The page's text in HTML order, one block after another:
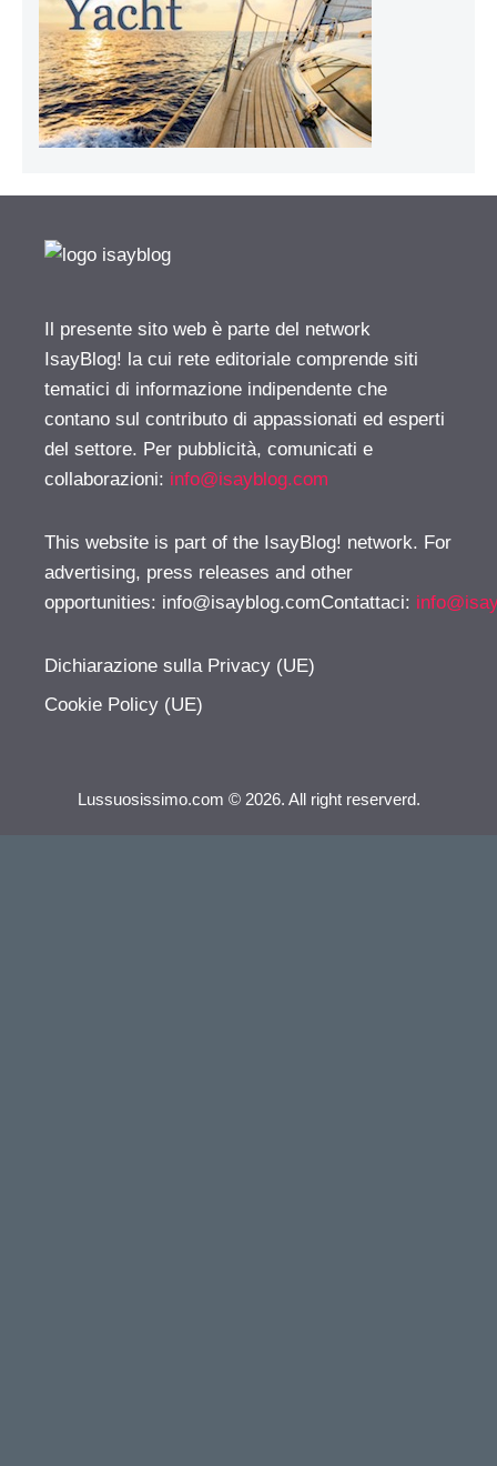
Il presente sito web è parte del network
IsayBlog! la cui rete editoriale comprende siti
tematici di informazione indipendente che
contano sul contributo di appassionati ed esperti
del settore. Per pubblicità, comunicati e
collaborazioni: info@isayblog.com
This website is part of the IsayBlog! network. For
advertising, press releases and other
opportunities: info@isayblog.comContattaci:
Dichiarazione sulla Privacy (UE)
Cookie Policy (UE)
Lussuosissimo.com © 2026. All right reserverd.